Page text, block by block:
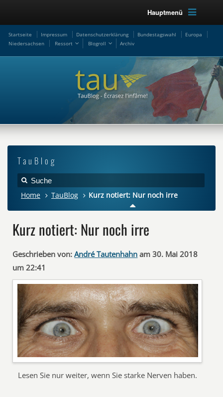
Hauptmenü
Startseite Impressum Datenschutzerklärung Bundestagswahl
Europa
Niedersachsen
Ressort Blogroll Archiv
TauBlog
Home TauBlog Kurz notiert: Nur noch irre
Kurz notiert: Nur noch irre
Geschrieben von: André Tautenhahn am 30. Mai 2018
um 22:41
Lesen Sie nur weiter, wenn Sie starke Nerven haben.